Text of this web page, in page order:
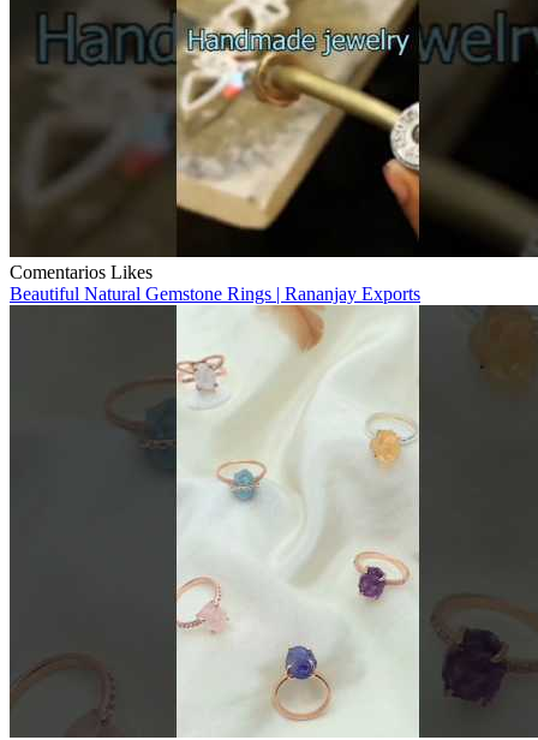
Comentarios Likes
Beautiful Natural Gemstone Rings | Rananjay Exports